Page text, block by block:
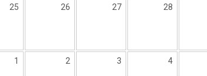
25 26 27 28
1 2 3 4